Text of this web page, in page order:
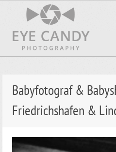
Babyfotograf &
Friedrichshafen &